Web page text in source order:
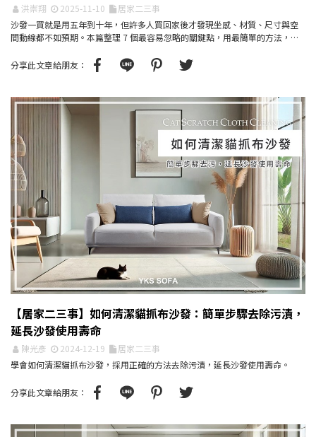
洪崇翔 2025-11-10
居家二三事
沙發一買就是用五年到十年，但許多人買回家後才發現坐感、材質、尺寸與空
間動線都不如預期。本篇整理 7 個最容易忽略的關鍵點，用最簡單的方法，幫
分享此文章給朋友：
【居家二三事】如何清潔貓抓布沙發：簡單步驟去除污漬，
延長沙發使用壽命
陳光彥 2024-12-19
居家二三事
學會如何清潔貓抓布沙發，採用正確的方法去除污漬，延長沙發使用壽命。
分享此文章給朋友：